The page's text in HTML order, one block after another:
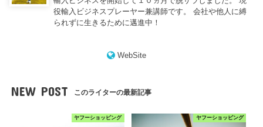
役輸入ビジネスプレーヤー兼講師です。 会社や他人に縛
られずに生きるために邁進中！
WebSite
NEW POST このライターの最新記事
ヤフーショッピング ヤフーショッピング